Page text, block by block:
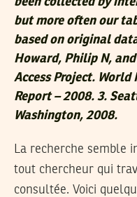
but more often our
based on original
Howard, Philip N,
Access Project.
Report – 2008. 3.
Washington, 2008.
La recherche semble
tout chercheur qui
consultée. Voici